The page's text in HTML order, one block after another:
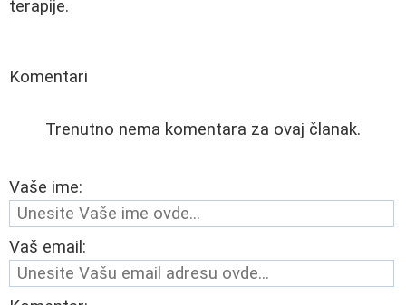
terapije.
Komentari
Trenutno nema komentara za ovaj članak.
Vaše ime:
Vaš email: